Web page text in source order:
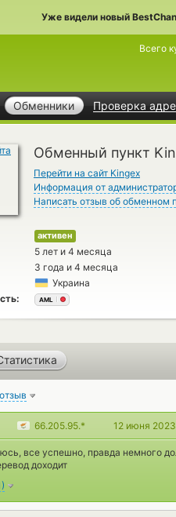
Уже видели новый
Обменники Проверка
Всего
Обменный пункт
Перейти на сайт Kingex
Информация от
Написать отзыв об обменном
активен
5 лет и 4 месяца
3 года и 4 месяца
Украина
AML
66.205.95.* 12 июня 2023
все успешно, правда немного
доходит
)